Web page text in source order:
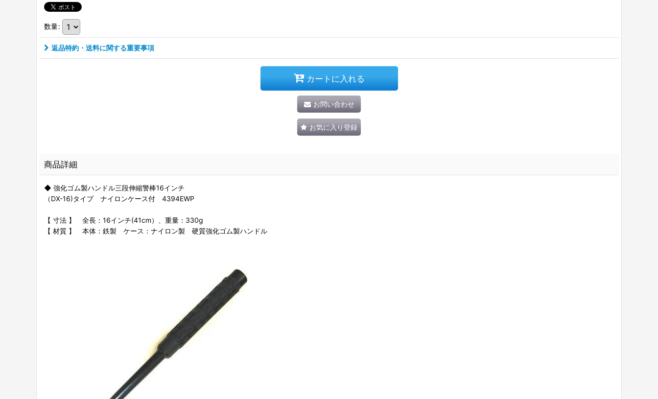
数量:
返品特約・送料に関する重要事項
カートに入れる
お問い合わせ
お気に入り登録
商品詳細
◆ 強化ゴム製ハンドル三段伸縮警棒16インチ
（DX-16)タイプ ナイロンケース付 4394EWP
【 寸法 】 全長：16インチ(41cm）、重量：330g
【 材質 】 本体：鉄製 ケース：ナイロン製 硬質強化ゴム製ハンドル